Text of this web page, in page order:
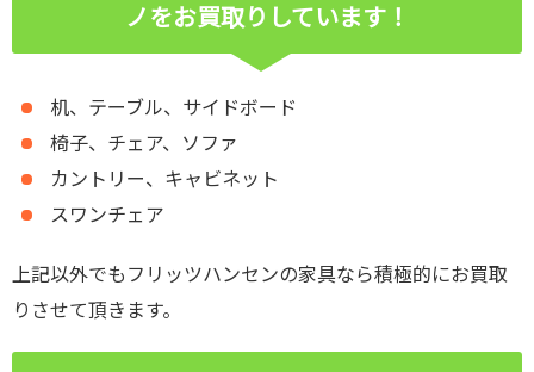
ノをお買取りしています！
机、テーブル、サイドボード
椅子、チェア、ソファ
カントリー、キャビネット
スワンチェア
上記以外でもフリッツハンセンの家具なら積極的にお買取
りさせて頂きます。